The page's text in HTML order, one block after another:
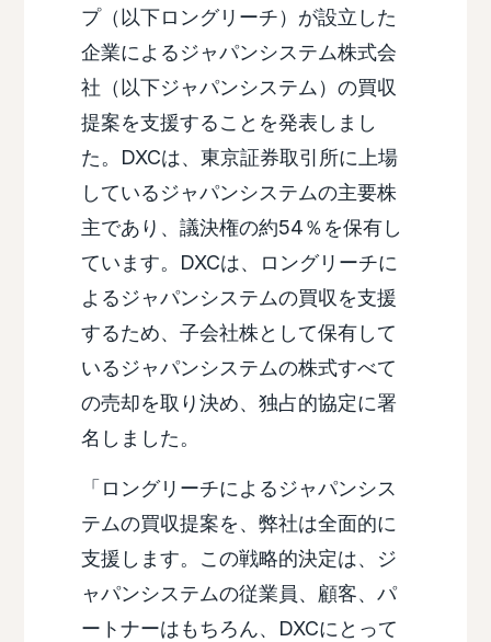
プ（以下ロングリーチ）が設立した
企業によるジャパンシステム株式会
社（以下ジャパンシステム）の買収
提案を支援することを発表しまし
た。DXCは、東京証券取引所に上場
しているジャパンシステムの主要株
主であり、議決権の約54％を保有し
ています。DXCは、ロングリーチに
よるジャパンシステムの買収を支援
するため、子会社株として保有して
いるジャパンシステムの株式すべて
の売却を取り決め、独占的協定に署
名しました。
「ロングリーチによるジャパンシス
テムの買収提案を、弊社は全面的に
支援します。この戦略的決定は、ジ
ャパンシステムの従業員、顧客、パ
ートナーはもちろん、DXCにとって